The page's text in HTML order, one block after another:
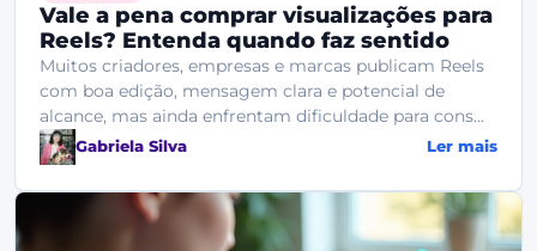
Vale a pena comprar visualizações para
Reels? Entenda quando faz sentido
Muitos criadores, empresas e marcas publicam Reels
com boa edição, mensagem clara e potencial de
alcance, mas ainda enfrentam dificuldade para cons...
Gabriela Silva Ler mais